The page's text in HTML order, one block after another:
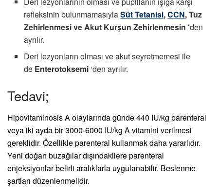
refleksinin bulunmamasıylaSüt Tetanisi,CCN, Tuz
Zehirlenmesi ve Akut Kurşun Zehirlenmesin ‘den
ayrılır.
Deri lezyonların olması ve akut seyretmemesi ile
de Enterotoksemi ‘den ayrılır.
Tedavi;
Hipovitaminosis A olaylarında günde 440 IU/kg parenteral
veya iki ayda bir 3000-6000 IU/kg A vitamini verilmesi
gereklidir. Özellikle parenteral kullanmak daha yararlıdır.
Yeni doğan buzağılar dışındakilere parenteral
enjeksiyonlar belirli aralıklarla uygulanabilir. Beslenme
şartları düzenlenmelidir.